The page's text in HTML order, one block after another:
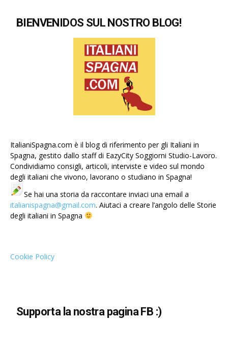
BIENVENIDOS SUL NOSTRO BLOG!
ItalianiSpagna.com è il blog di riferimento per gli Italiani in
Spagna, gestito dallo staff di EazyCity Soggiorni Studio-Lavoro.
Condividiamo consigli, articoli, interviste e video sul mondo
degli italiani che vivono, lavorano o studiano in Spagna!
Se hai una storia da raccontare inviaci una email a
italianispagna@gmail.com. Aiutaci a creare l’angolo delle Storie
degli italiani in Spagna
Cookie Policy
Supporta la nostra pagina FB :)